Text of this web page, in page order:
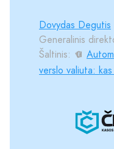
Dovydas Degutis
Generalinis
Šaltinis:
verslo valiuta: